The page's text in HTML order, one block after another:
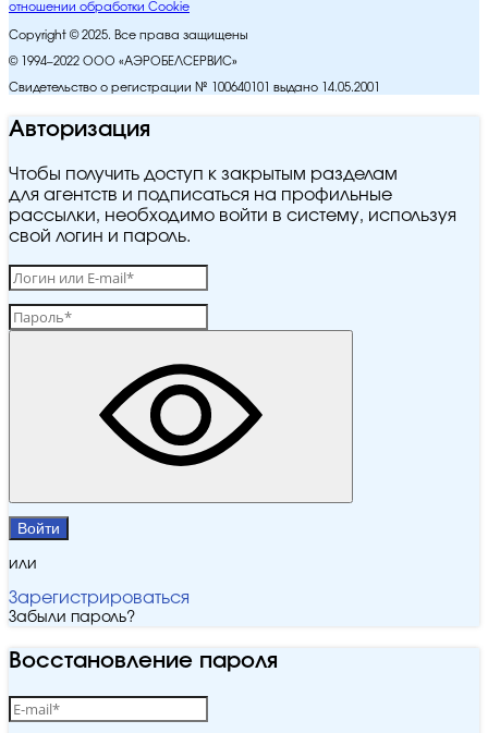
отношении обработки Cookie
Copyright © 2025. Все права защищены
© 1994–2022 ООО «АЭРОБЕЛСЕРВИС»
Свидетельство о регистрации № 100640101 выдано 14.05.2001
Авторизация
Чтобы получить доступ к закрытым разделам
для агентств и подписаться на профильные
рассылки, необходимо войти в систему, используя
свой логин и пароль.
Войти
или
Зарегистрироваться
Забыли пароль?
Восстановление пароля